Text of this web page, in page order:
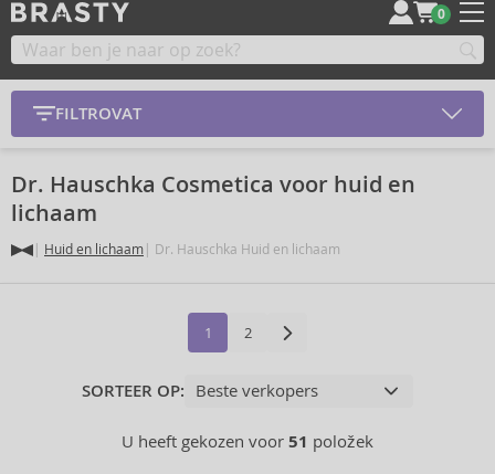
0
FILTROVAT
Dr. Hauschka Cosmetica voor huid en
lichaam
Huid en lichaam Dr. Hauschka Huid en lichaam
1 2
SORTEER OP:
U heeft gekozen voor 51 položek